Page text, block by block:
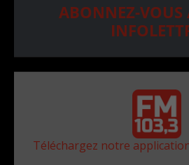
ABONNEZ-VOUS
Téléchargez notre